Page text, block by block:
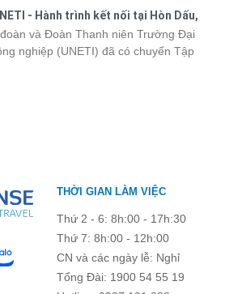
khoảnh khắc đáng nhớ. Hãy cùng
niềm vui và những trải nghiệm khó
- Hành trình kết nối tại Hòn Dấu,
và Đoàn Thanh niên Trường Đại
nghiệp (UNETI) đã có chuyến Tập
THỜI GIAN LÀM VIỆC
Thứ 2 - 6: 8h:00 - 17h:30
Thứ 7: 8h:00 - 12h:00
CN và các ngày lễ: Nghỉ
Tổng Đài: 1900 54 55 19